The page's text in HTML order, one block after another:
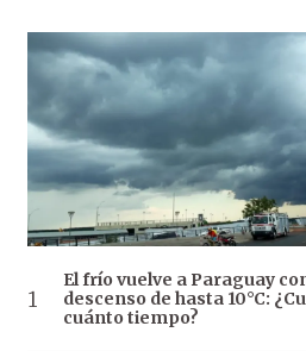
El frío vuelve a Paraguay
descenso de hasta 10°C:
cuánto tiempo?